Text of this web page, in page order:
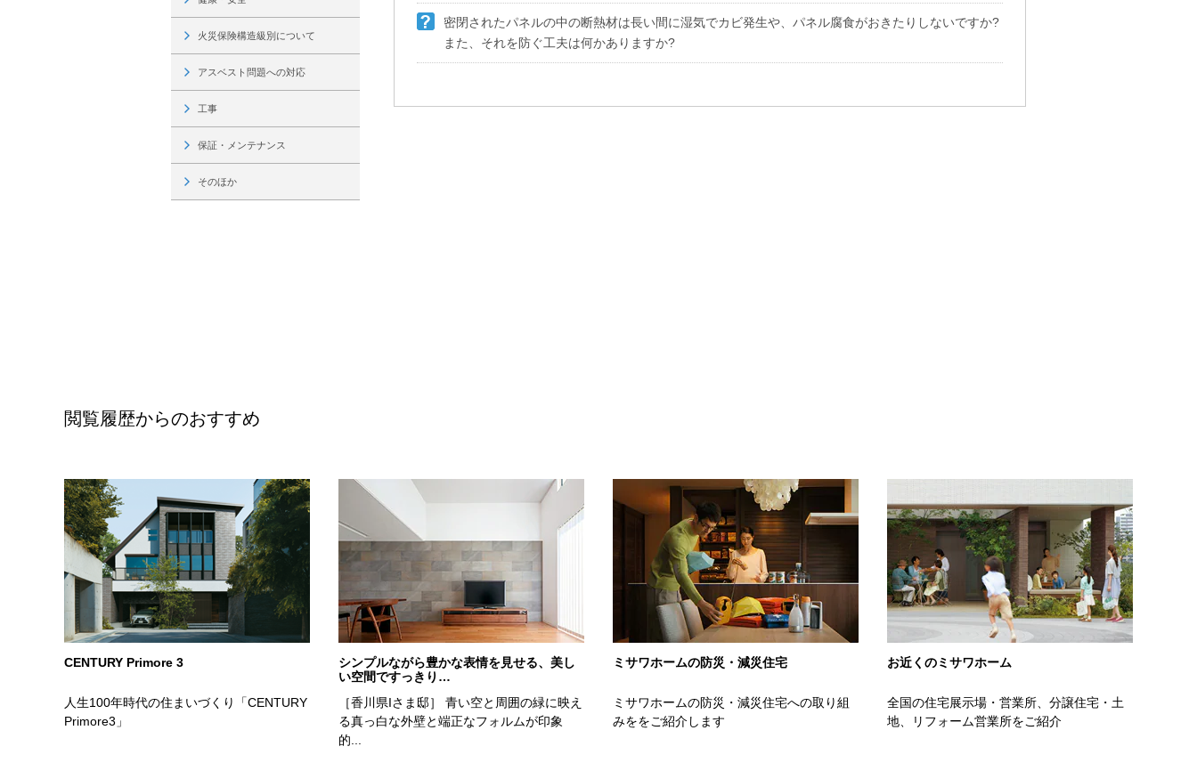
住まいづくりガイド 住まいの売却
海外事業
火災保険構造級別について
アスベスト問題への対応
工事
保証・メンテナンス
そのほか
密閉されたパネルの中の断熱材は長い間に湿気でカビ発生や、パネル腐食がおきたりしないですか?
また、それを防ぐ工夫は何かありますか?
閲覧履歴からのおすすめ
商品
CENTURY Primore 3
人生100年時代の住まいづくり「CENTURY
Primore3」
実例
シンプルながら豊かな表情を見せる、美し
い空間ですっきり…
［香川県Iさま邸］ 青い空と周囲の緑に映え
る真っ白な外壁と端正なフォルムが印象
的...
ミサワホームの防災・減災住宅
ミサワホームの防災・減災住宅への取り組
みををご紹介します
お近くのミサワホーム
全国の住宅展示場・営業所、分譲住宅・土
地、リフォーム営業所をご紹介